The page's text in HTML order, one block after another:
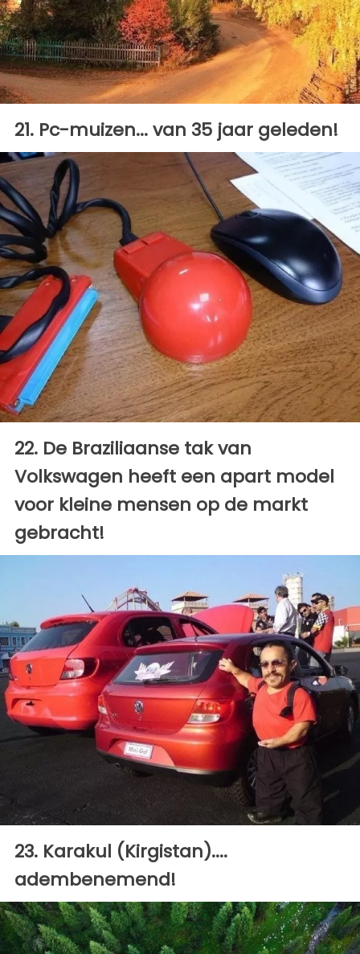
21. Pc-muizen... van 35 jaar geleden!
22. De Braziliaanse tak van
Volkswagen heeft een apart model
voor kleine mensen op de markt
gebracht!
23. Karakul (Kirgistan)....
adembenemend!